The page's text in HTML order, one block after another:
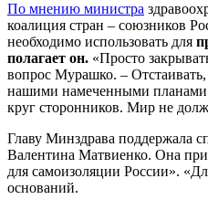
По мнению министра
коалиция стран – союзников
необходимо использовать для
полагает он. «Просто
вопрос Мурашко. – Отстаивать,
нашими намеченными
круг сторонников. Мир не
Главу Минздрава поддержала
Валентина Матвиенко. Она
для самоизоляции России».
оснований.